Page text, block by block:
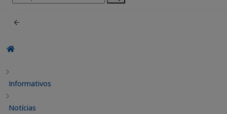
por:
Informativos
Notícias